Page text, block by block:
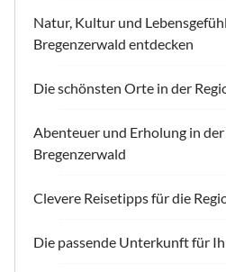
Natur, Kultur und
Bregenzerwald entdecken
Die schönsten Orte in der
Abenteuer und Erholung in der
Bregenzerwald
Clevere Reisetipps für die
Die passende Unterkunft für